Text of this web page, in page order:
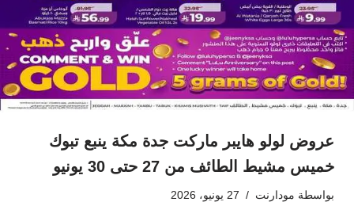
عروض لولو هايبر ماركت جدة مكة ينبع تبوك
خميس مشيط الطائف من 27 حتى 30 يونيو
بواسطة مودارنت 27 يونيو، 2026